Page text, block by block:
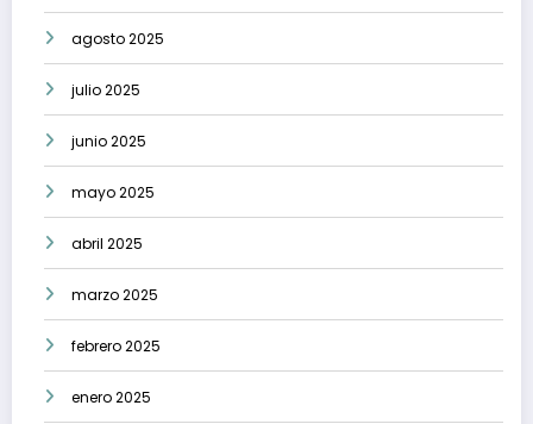
agosto 2025
julio 2025
junio 2025
mayo 2025
abril 2025
marzo 2025
febrero 2025
enero 2025